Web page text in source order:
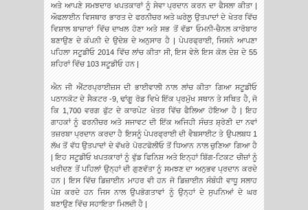
ਅਤੇ ਆਪਣੇ ਸਮਝਦਾਰ ਖਪਤਕਾਰਾਂ ਨੂੰ ਸੇਵਾ ਪ੍ਰਦਾਨ ਕਰਨ ਦਾ ਫੈਸਲਾ ਕੀਤਾ |
ਔਫਲਾਈਨ ਵਿਸਥਾਰ ਭਾਰਤ ਦੇ ਫਰਨੀਚਰ ਅਤੇ ਘਰੇਲੂ ਉਤਪਾਦਾਂ ਦੇ ਖੇਤਰ ਵਿੱਚ
ਵਿਸ਼ਾਲ ਬਾਜ਼ਾਰਾਂ ਵਿੱਚ ਦਾਖਲ ਹੋਣਾ ਅਤੇ ਸਭ ਤੋਂ ਵੱਡਾ ਓਮਨੀ-ਚੈਨਲ ਕਾਰੋਬਾਰ
ਬਣਾਉਣ ਦੇ ਕੰਪਨੀ ਦੇ ਉਦੇਸ਼ ਦੇ ਅਨੁਸਾਰ ਹੈ | ਪੇਪਰਫ੍ਰਾਈ, ਜਿਸਨੇ ਆਪਣਾ
ਪਹਿਲਾ ਸਟੂਡੀਓ 2014 ਵਿੱਚ ਲਾਂਚ ਕੀਤਾ ਸੀ, ਇਸ ਵੇਲੇ ਇਸ ਕੋਲ ਦੇਸ਼ ਦੇ 55
ਸ਼ਹਿਰਾਂ ਵਿੱਚ 103 ਸਟੂਡੀਓ ਹਨ |
ਐਨ ਜੀ ਐਂਟਰਪ੍ਰਾਈਜ਼ਸ ਦੀ ਭਾਈਵਾਲੀ ਨਾਲ ਲਾਂਚ ਕੀਤਾ ਗਿਆ ਸਟੂਡੀਓ
ਪਠਾਨਕੋਟ ਦੇ ਸੈਕਟਰ -9, ਢਾਂਗੂ ਰੋਡ ਵਿਖੇ ਇੱਕ ਪ੍ਰਮੁੱਖ ਸਥਾਨ ਤੇ ਸਥਿਤ ਹੈ, ਜੋ
ਕਿ 1,700 ਵਰਗ ਫੁੱਟ ਦੇ ਕਾਰਪੇਟ ਖੇਤਰ ਵਿੱਚ ਫੈਲਿਆ ਹੋਇਆ ਹੈ | ਇਹ
ਗਾਹਕਾਂ ਨੂੰ ਫਰਨੀਚਰ ਅਤੇ ਸਜਾਵਟ ਦੀ ਇੱਕ ਅਜਿਹੀ ਸੰਚਤ ਸ਼੍ਰੇਣੀ ਦਾ ਨਵਾਂ
ਤਜ਼ਰਬਾ ਪ੍ਰਦਾਨ ਕਰਦਾ ਹੈ ਇਸਨੂੰ ਪੇਪਰਫ੍ਰਾਈ ਦੀ ਵੈਬਸਾਈਟ ਤੇ ਉਪਲਬਧ 1
ਲੱਖ ਤੋਂ ਵੱਧ ਉਤਪਾਦਾਂ ਦੇ ਵੱਖਰੇ ਪੋਰਟਫੋਲੀਓ ਤੋਂ ਧਿਆਨ ਨਾਲ ਚੁਣਿਆ ਗਿਆ ਹੈ
| ਇਹ ਸਟੂਡੀਓ ਖਪਤਕਾਰਾਂ ਨੂੰ ਵੁੱਡ ਫਿਨਿਸ਼ ਅਤੇ ਇਨ੍ਹਾਂ ਬਿੱਗ-ਟਿਕਟ ਚੀਜ਼ਾਂ ਨੂੰ
ਖਰੀਦਣ ਤੋਂ ਪਹਿਲਾਂ ਉਨ੍ਹਾਂ ਦੀ ਗੁਣਵੱਤਾ ਨੂੰ ਸਮਝਣ ਦਾ ਅਨੁਭਵ ਪ੍ਰਦਾਨ ਕਰਦੇ
ਹਨ | ਇਸ ਵਿੱਚ ਡਿਜ਼ਾਈਨ ਮਾਹਰ ਵੀ ਹਨ ਜੋ ਡਿਜ਼ਾਈਨ ਸੰਬੰਧੀ ਵਾਧੂ ਸਲਾਹ
ਪੇਸ਼ ਕਰਦੇ ਹਨ ਜਿਸ ਨਾਲ ਉਪਭੋਗਤਾਵਾਂ ਨੂੰ ਉਨ੍ਹਾਂ ਦੇ ਸੁਪਨਿਆਂ ਦੇ ਘਰ
ਬਣਾਉਣ ਵਿੱਚ ਸਹਾਇਤਾ ਮਿਲਦੀ ਹੈ |